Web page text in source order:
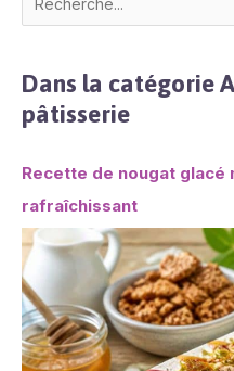
Dans la catégorie
pâtisserie
Recette de nougat glacé
rafraîchissant